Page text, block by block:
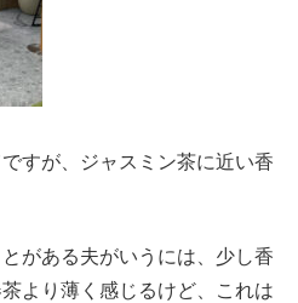
すが、ジャスミン茶に近い香
がある夫がいうには、少し香
より薄く感じるけど、これは